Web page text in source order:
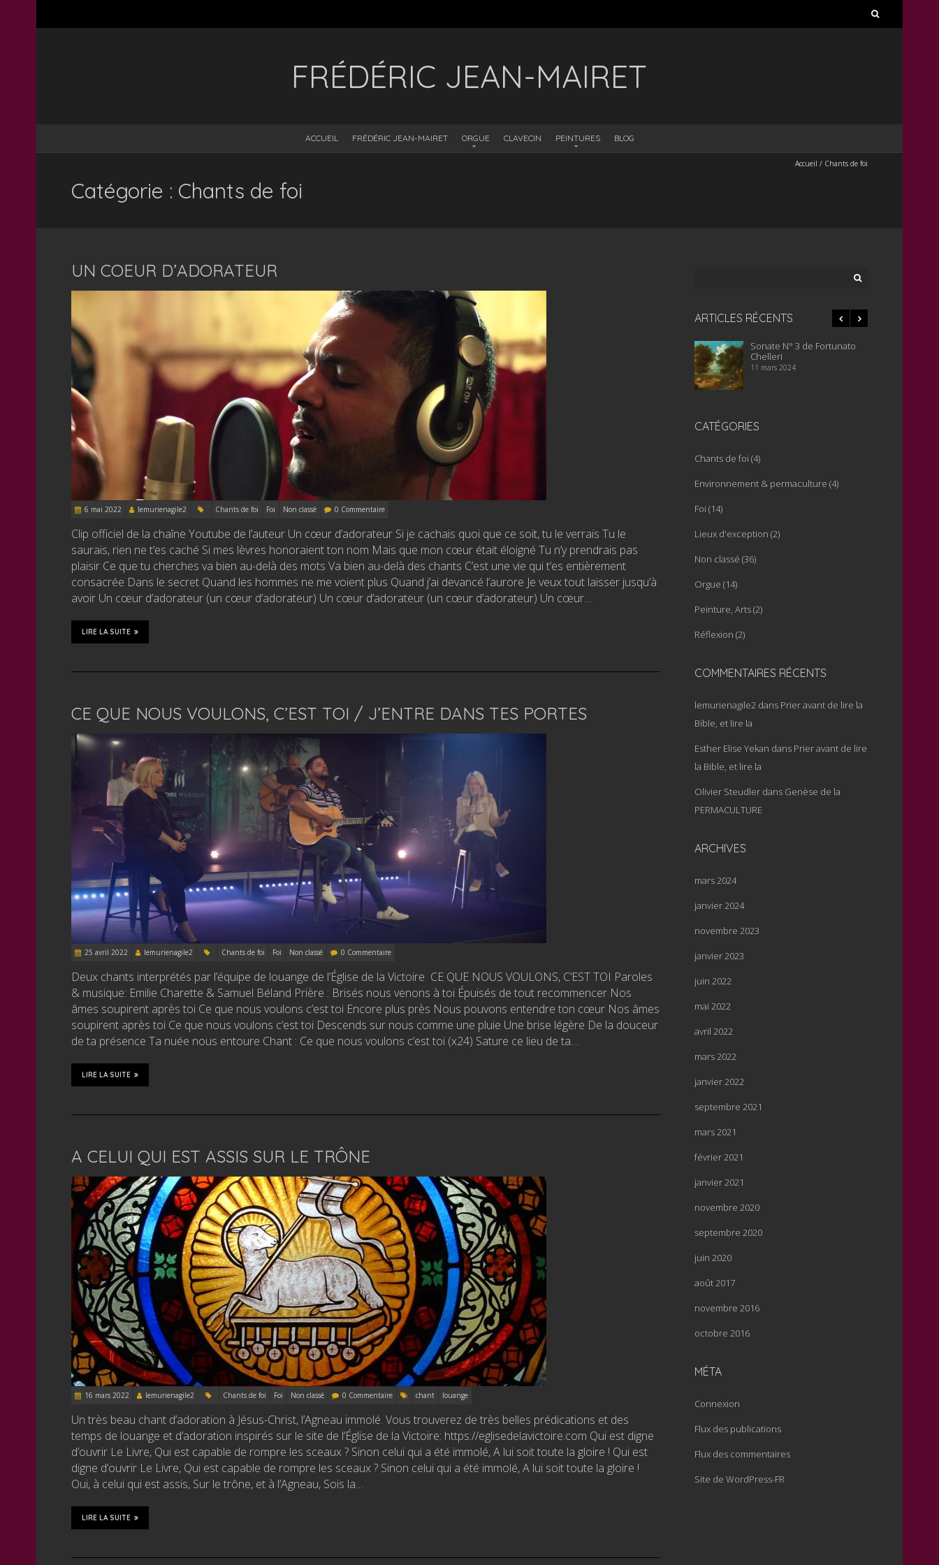
FRÉDÉRIC JEAN-MAIRET
ACCUEIL FRÉDÉRIC JEAN-MAIRET ORGUE CLAVECIN PEINTURES BLOG
Accueil / Chants de foi
Catégorie : Chants de foi
UN COEUR D’ADORATEUR
6 mai 2022 lemurienagile2 Chants de foi Foi Non classé 0 Commentaire
Clip officiel de la chaîne Youtube de l’auteur Un cœur d’adorateur Si je cachais quoi que ce soit, tu le verrais Tu le
saurais, rien ne t’es caché Si mes lèvres honoraient ton nom Mais que mon cœur était éloigné Tu n’y prendrais pas
plaisir Ce que tu cherches va bien au-delà des mots Va bien au-delà des chants C’est une vie qui t’es entièrement
consacrée Dans le secret Quand les hommes ne me voient plus Quand j’ai devancé l’aurore Je veux tout laisser jusqu’à
avoir Un cœur d’adorateur (un cœur d’adorateur) Un cœur d’adorateur (un cœur d’adorateur) Un cœur…
LIRE LA SUITE
CE QUE NOUS VOULONS, C’EST TOI / J’ENTRE DANS TES PORTES
25 avril 2022 lemurienagile2 Chants de foi Foi Non classé 0 Commentaire
Deux chants interprétés par l’équipe de louange de l’Église de la Victoire CE QUE NOUS VOULONS, C’EST TOI Paroles
& musique: Emilie Charette & Samuel Béland Prière : Brisés nous venons à toi Épuisés de tout recommencer Nos
âmes soupirent après toi Ce que nous voulons c’est toi Encore plus près Nous pouvons entendre ton cœur Nos âmes
soupirent après toi Ce que nous voulons c’est toi Descends sur nous comme une pluie Une brise légère De la douceur
de ta présence Ta nuée nous entoure Chant : Ce que nous voulons c’est toi (x24) Sature ce lieu de ta…
LIRE LA SUITE
A CELUI QUI EST ASSIS SUR LE TRÔNE
16 mars 2022 lemurienagile2 Chants de foi Foi Non classé 0 Commentaire chant louange
Un très beau chant d’adoration à Jésus-Christ, l’Agneau immolé. Vous trouverez de très belles prédications et des
temps de louange et d’adoration inspirés sur le site de l’Église de la Victoire: https://eglisedelavictoire.com Qui est digne
d’ouvrir Le Livre, Qui est capable de rompre les sceaux ? Sinon celui qui a été immolé, A lui soit toute la gloire ! Qui est
digne d’ouvrir Le Livre, Qui est capable de rompre les sceaux ? Sinon celui qui a été immolé, A lui soit toute la gloire !
Oui, à celui qui est assis, Sur le trône, et à l’Agneau, Sois la…
LIRE LA SUITE
ARTICLES RÉCENTS
Ancien orgue Walker du
temple de Saignelégier
16 janvier 2024
CATÉGORIES
Chants de foi (4)
Environnement & permaculture (4)
Foi (14)
Lieux d'exception (2)
Non classé (36)
Orgue (14)
Peinture, Arts(2)
Réflexion (2)
COMMENTAIRES RÉCENTS
lemurienagile2 dans Prier avant de lire la
Bible, et lire la
Esther Elise Yekan dans Prier avant de lire
la Bible, et lire la
Olivier Steudler dans Genèse de la
PERMACULTURE
ARCHIVES
mars 2024
janvier 2024
novembre 2023
janvier 2023
juin 2022
mai 2022
avril 2022
mars 2022
janvier 2022
septembre 2021
mars 2021
février 2021
janvier 2021
novembre 2020
septembre 2020
juin 2020
août 2017
novembre 2016
octobre 2016
MÉTA
Connexion
Flux des publications
Flux des commentaires
Site de WordPress-FR